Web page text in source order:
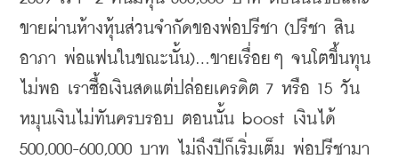
ขายผ่านห้างหุ้นส่วนจำกัดของพ่อปรีชา (ปรีชา สิน
อาภา พ่อแฟนในขณะนั้น)...ขายเรื่อยๆ จนโตขึ้นทุน
ไม่พอ เราซื้อเงินสดแต่ปล่อยเครดิต 7 หรือ 15 วัน
หมุนเงินไม่ทันครบรอบ ตอนนั้น boost เงินได้
500,000-600,000 บาท ไม่ถึงปีก็เริ่มเต็ม พ่อปรีชามา